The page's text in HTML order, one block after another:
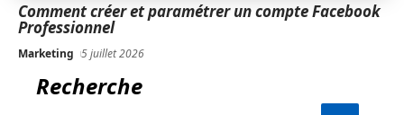
Comment créer et paramétrer un compte Facebook
Professionnel
Marketing 5 juillet 2026
Recherche